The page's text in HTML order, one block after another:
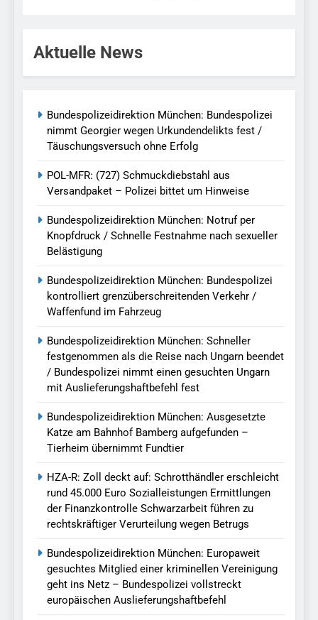
Aktuelle News
Bundespolizeidirektion München: Bundespolizei
nimmt Georgier wegen Urkundendelikts fest /
Täuschungsversuch ohne Erfolg
POL-MFR: (727) Schmuckdiebstahl aus
Versandpaket – Polizei bittet um Hinweise
Bundespolizeidirektion München: Notruf per
Knopfdruck / Schnelle Festnahme nach sexueller
Belästigung
Bundespolizeidirektion München: Bundespolizei
kontrolliert grenzüberschreitenden Verkehr /
Waffenfund im Fahrzeug
Bundespolizeidirektion München: Schneller
festgenommen als die Reise nach Ungarn beendet
/ Bundespolizei nimmt einen gesuchten Ungarn
mit Auslieferungshaftbefehl fest
Bundespolizeidirektion München: Ausgesetzte
Katze am Bahnhof Bamberg aufgefunden –
Tierheim übernimmt Fundtier
HZA-R: Zoll deckt auf: Schrotthändler erschleicht
rund 45.000 Euro Sozialleistungen Ermittlungen
der Finanzkontrolle Schwarzarbeit führen zu
rechtskräftiger Verurteilung wegen Betrugs
Bundespolizeidirektion München: Europaweit
gesuchtes Mitglied einer kriminellen Vereinigung
geht ins Netz – Bundespolizei vollstreckt
europäischen Auslieferungshaftbefehl